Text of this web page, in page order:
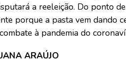
a reeleição. Do ponto
porque a pasta vem dando
à pandemia do
ARAÚJO